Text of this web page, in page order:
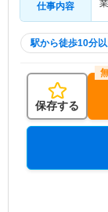
仕事内容
駅から徒歩10分
保存する